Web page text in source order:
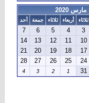
مارس 2020
ثلاثاء أربعاء ثلاثاء جمعة
أحد
3
4
5
6
7
10
11
12
13
14
17
18
19
20
21
24
25
26
27
28
31
1
2
3
4